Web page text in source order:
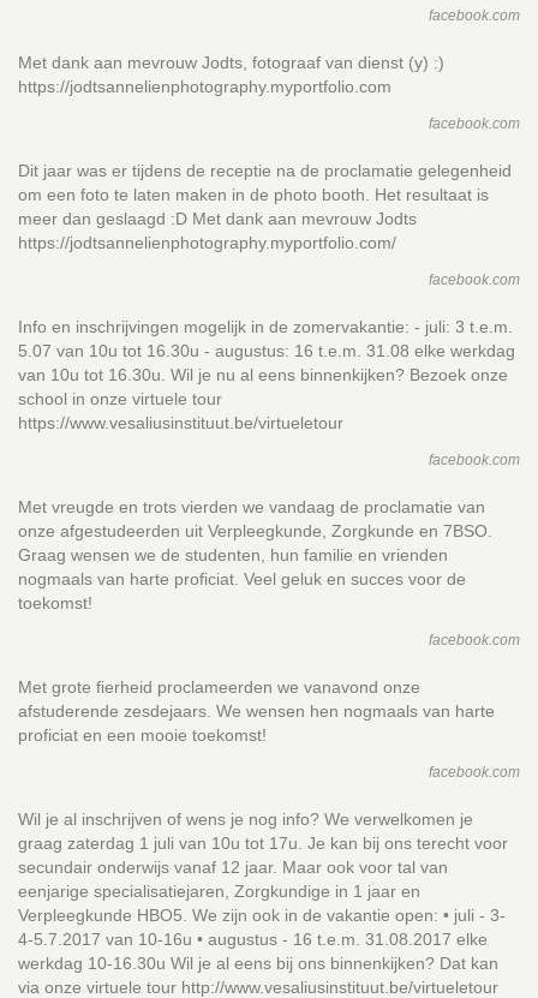
facebook.com
Met dank aan mevrouw Jodts, fotograaf van dienst (y) :)
https://jodtsannelienphotography.myportfolio.com
facebook.com
Dit jaar was er tijdens de receptie na de proclamatie gelegenheid
om een foto te laten maken in de photo booth. Het resultaat is
meer dan geslaagd :D Met dank aan mevrouw Jodts
https://jodtsannelienphotography.myportfolio.com/
facebook.com
Info en inschrijvingen mogelijk in de zomervakantie: - juli: 3 t.e.m.
5.07 van 10u tot 16.30u - augustus: 16 t.e.m. 31.08 elke werkdag
van 10u tot 16.30u. Wil je nu al eens binnenkijken? Bezoek onze
school in onze virtuele tour
https://www.vesaliusinstituut.be/virtueletour
facebook.com
Met vreugde en trots vierden we vandaag de proclamatie van
onze afgestudeerden uit Verpleegkunde, Zorgkunde en 7BSO.
Graag wensen we de studenten, hun familie en vrienden
nogmaals van harte proficiat. Veel geluk en succes voor de
toekomst!
facebook.com
Met grote fierheid proclameerden we vanavond onze
afstuderende zesdejaars. We wensen hen nogmaals van harte
proficiat en een mooie toekomst!
facebook.com
Wil je al inschrijven of wens je nog info? We verwelkomen je
graag zaterdag 1 juli van 10u tot 17u. Je kan bij ons terecht voor
secundair onderwijs vanaf 12 jaar. Maar ook voor tal van
eenjarige specialisatiejaren, Zorgkundige in 1 jaar en
Verpleegkunde HBO5. We zijn ook in de vakantie open: • juli - 3-
4-5.7.2017 van 10-16u • augustus - 16 t.e.m. 31.08.2017 elke
werkdag 10-16.30u Wil je al eens bij ons binnenkijken? Dat kan
via onze virtuele tour http://www.vesaliusinstituut.be/virtueletour